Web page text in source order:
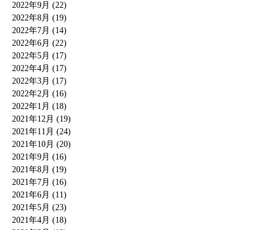
2022年9月 (22)
2022年8月 (19)
2022年7月 (14)
2022年6月 (22)
2022年5月 (17)
2022年4月 (17)
2022年3月 (17)
2022年2月 (16)
2022年1月 (18)
2021年12月 (19)
2021年11月 (24)
2021年10月 (20)
2021年9月 (16)
2021年8月 (19)
2021年7月 (16)
2021年6月 (11)
2021年5月 (23)
2021年4月 (18)